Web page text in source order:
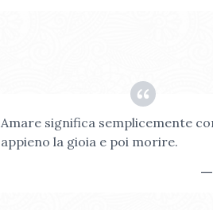
Amare significa semplicemente
appieno la gioia e poi morire.
—